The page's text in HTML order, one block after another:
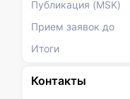
Публикация (MSK)
Прием заявок до
Итоги
Контакты